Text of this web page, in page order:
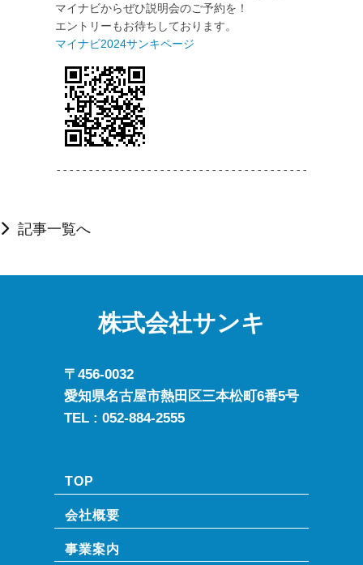
マイナビからぜひ説明会のご予約を！
-------------------------------------------
記事一覧へ
株式会社サンキ
〒456-0032
愛知県名古屋市熱田区三本松町6番5号
TEL : 052-884-2555
TOP
会社概要
事業案内